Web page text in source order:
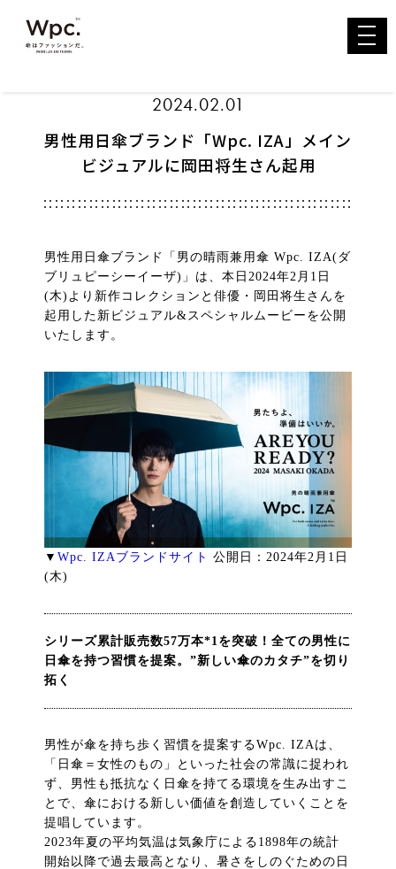
toggle
2024.02.01
男性用日傘ブランド「Wpc. IZA」メイン
ビジュアルに岡田将生さん起用
男性用日傘ブランド「男の晴雨兼用傘 Wpc. IZA(ダ
ブリュピーシーイーザ)」は、本日2024年2月1日
(木)より新作コレクションと俳優・岡田将生さんを
起用した新ビジュアル&スペシャルムービーを公開
いたします。
▼ Wpc. IZAブランドサイト 公開日：2024年2月1日
(木)
シリーズ累計販売数57万本*1を突破！全ての男性に
日傘を持つ習慣を提案。”新しい傘のカタチ”を切り
拓く
男性が傘を持ち歩く習慣を提案するWpc. IZAは、
「日傘＝女性のもの」といった社会の常識に捉われ
ず、男性も抵抗なく日傘を持てる環境を生み出すこ
とで、傘における新しい価値を創造していくことを
提唱しています。
2023年夏の平均気温は気象庁による1898年の統計
開始以降で過去最高となり、暑さをしのぐための日